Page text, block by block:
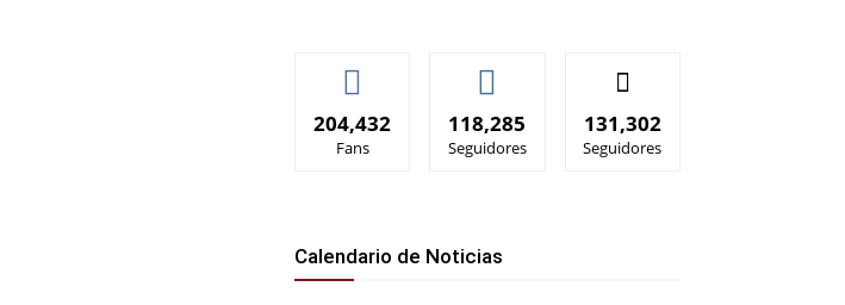
204,432
Fans
118,285
Seguidores
131,302
Seguidores
Calendario de Noticias